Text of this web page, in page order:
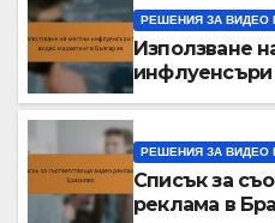
РЕШЕНИЯ ЗА ВИДЕО
Използване
инфлуенсъри
РЕШЕНИЯ ЗА ВИДЕО
Списък за
реклама в